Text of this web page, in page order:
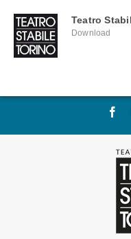
Teatro
Download
Skip